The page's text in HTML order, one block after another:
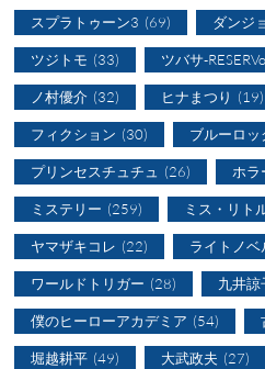
スプラトゥーン3 (69) ダンジ
ツジトモ (33) ツバサ-
ノ村優介 (32) ヒナまつり (19)
フィクション (30) ブルーロッ
プリンセスチュチュ (26) ホラ
ミステリー (259) ミス・リト
ヤマザキコレ (22) ライトノベ
ワールドトリガー (28) 九井諒
僕のヒーローアカデミア (54)
堀越耕平 (49) 大武政夫 (27)